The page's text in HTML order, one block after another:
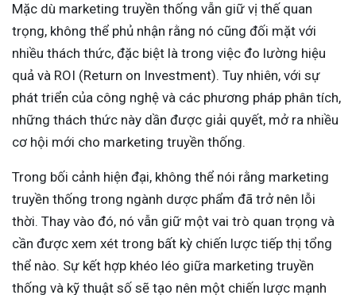
Mặc dù marketing truyền thống vẫn giữ vị thế quan
trọng, không thể phủ nhận rằng nó cũng đối mặt với
nhiều thách thức, đặc biệt là trong việc đo lường hiệu
quả và ROI (Return on Investment). Tuy nhiên, với sự
phát triển của công nghệ và các phương pháp phân tích,
những thách thức này dần được giải quyết, mở ra nhiều
cơ hội mới cho marketing truyền thống.
Trong bối cảnh hiện đại, không thể nói rằng marketing
truyền thống trong ngành dược phẩm đã trở nên lỗi
thời. Thay vào đó, nó vẫn giữ một vai trò quan trọng và
cần được xem xét trong bất kỳ chiến lược tiếp thị tổng
thể nào. Sự kết hợp khéo léo giữa marketing truyền
thống và kỹ thuật số sẽ tạo nên một chiến lược mạnh